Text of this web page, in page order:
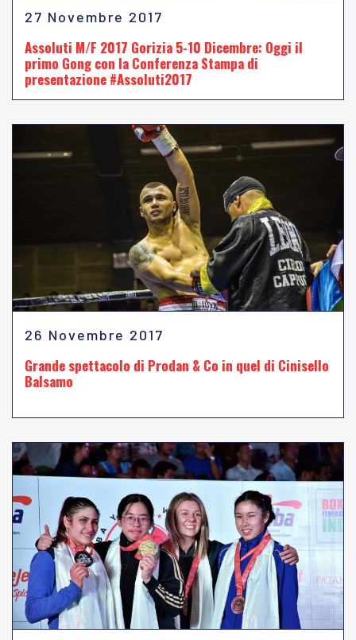
27 Novembre 2017
Assoluti M/F 2017 Gorizia 5-10 Dicembre: Oggi il
primo Gong con la Conferenza Stampa di
presentazione #Assoluti2017
26 Novembre 2017
Grande spettacolo di Prodan & Co in quel di Cinisello
Balsamo